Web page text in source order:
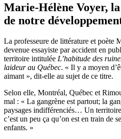
Marie-Hélène Voyer,
de notre
La professeure de littérature et poète
devenue essayiste par accident en
territoire intitulée L’habitude des
laideur au Québec. « Il y a moyen
aimant », dit-elle au sujet de ce titre.
Selon elle, Montréal, Québec et
mal : « La gangrène est partout; la
paysages indifférenciés… Un
c’est un peu ça qu’on est en train de
enfants. »